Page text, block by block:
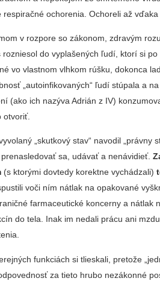
respiračné ochorenia. Ochoreli až vďaka
v rozpore so zákonom, zdravým
rozniesol do vyplašených ľudí, ktorí si
vo vlastnom vlhkom rúšku, dokonca
„autoinfikovaných“ ľudí stúpala a
(ako ich nazýva Adrián z IV)
otvoriť.
„skutkový stav“ navodil „právny
sa, udávať a nenávidieť.
(s ktorými dovtedy korektne vychádzali)
voči ním nátlak na opakované
farmaceutické koncerny a nátlak
do tela. Inak im nedali prácu ani
funkciách si tlieskali, pretože
za tieto hrubo nezákonné